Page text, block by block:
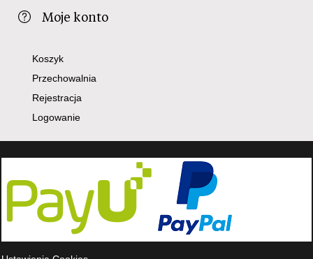
Moje konto
Koszyk
Przechowalnia
Rejestracja
Logowanie